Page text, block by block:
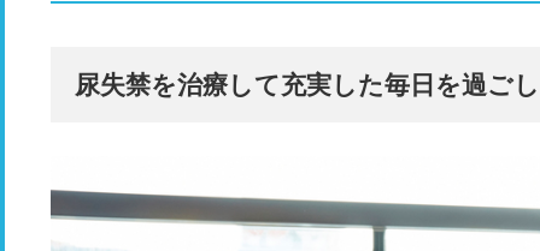
尿失禁を治療して充実した毎日を過ご